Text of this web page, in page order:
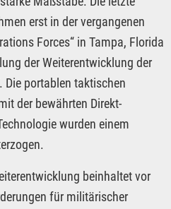
erst in der vergangenen
Forces“ in Tampa, Florida
der Weiterentwicklung der
Die portablen taktischen
der bewährten Direkt-
wurden einem
beinhaltet vor
für militärischer